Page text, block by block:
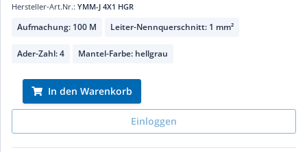
Hersteller-Art.Nr.: YMM-J 4X1 HGR
Aufmachung: 100 M Leiter-Nennquerschnitt: 1 mm²
Ader-Zahl: 4 Mantel-Farbe: hellgrau
In den Warenkorb
Einloggen